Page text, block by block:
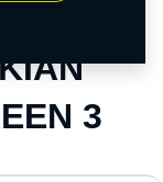
3